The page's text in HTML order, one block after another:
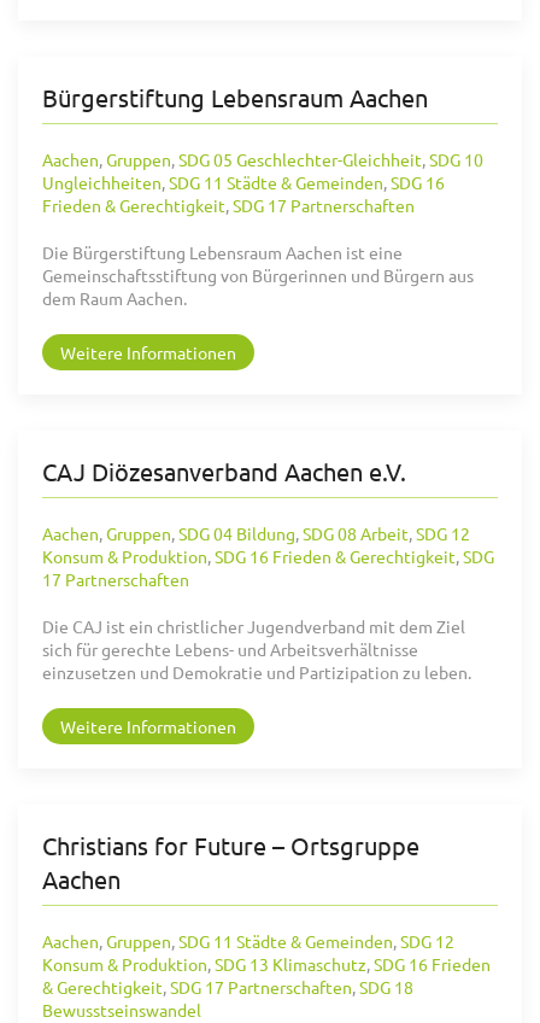
Bürgerstiftung Lebensraum Aachen
Aachen,Gruppen,SDG 05 Geschlechter-Gleichheit,SDG 10
Ungleichheiten,SDG 11 Städte & Gemeinden,SDG 16
Frieden & Gerechtigkeit,SDG 17 Partnerschaften
Die Bürgerstiftung Lebensraum Aachen ist eine
Gemeinschaftsstiftung von Bürgerinnen und Bürgern aus
dem Raum Aachen.
Weitere Informationen
CAJ Diözesanverband Aachen e.V.
Aachen,Gruppen,SDG 04 Bildung,SDG 08 Arbeit,SDG 12
Konsum & Produktion,SDG 16 Frieden & Gerechtigkeit,SDG
17 Partnerschaften
Die CAJ ist ein christlicher Jugendverband mit dem Ziel
sich für gerechte Lebens- und Arbeitsverhältnisse
einzusetzen und Demokratie und Partizipation zu leben.
Weitere Informationen
Christians for Future – Ortsgruppe
Aachen
Aachen,Gruppen,SDG 11 Städte & Gemeinden,SDG 12
Konsum & Produktion,SDG 13 Klimaschutz,SDG 16 Frieden
& Gerechtigkeit,SDG 17 Partnerschaften,SDG 18
Bewusstseinswandel